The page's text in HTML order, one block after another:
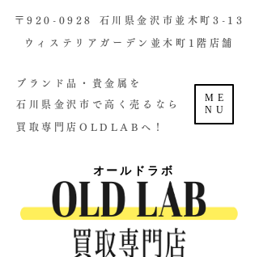
ME
NU
​〒920-0928 石川県金沢市並木町3-13
ウィステリアガーデン並木町1階店舗​
ブランド品・貴金属を
石川県金沢市で高く売るなら
買取専門店OLDLABへ！
オールドラボ